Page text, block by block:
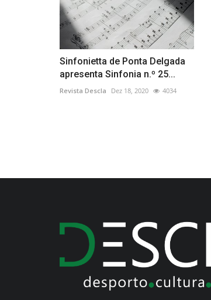
Sinfonietta de Ponta Delgada
apresenta Sinfonia n.º 25...
Revista Descla Dez 18, 2020 4034